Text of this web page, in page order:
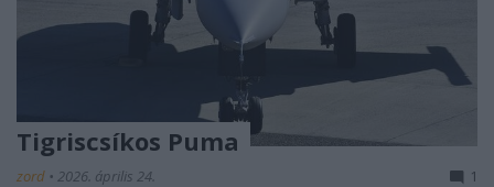
Tigriscsíkos Puma
zord • 2026. április 24. 1